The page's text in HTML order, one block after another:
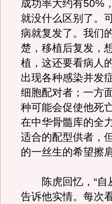
成功率大约有50%
就没什么区别了。
病就复发了。我们
楚，移植后复发，
植，这还要看病人
出现各种感染并发
细胞配对者；一方
种可能会促使他死
在中华骨髓库的全
适合的配型供者，
的一丝生的希望擦
陈虎回忆，“自
告诉他实情。每次